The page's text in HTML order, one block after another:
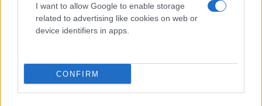
I want to allow Google to enable storage
related to advertising like cookies on web or
device identifiers in apps.
CONFIRM